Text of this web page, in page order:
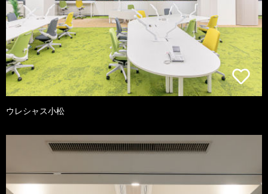
ウレシャス小松